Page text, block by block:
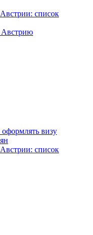
список
Австрию
визу
список